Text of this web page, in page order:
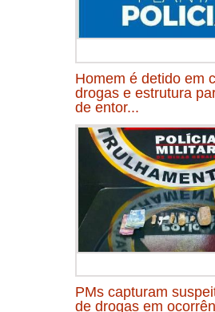
Homem é detido em
drogas e estrutura
de entor...
PMs capturam
de drogas em